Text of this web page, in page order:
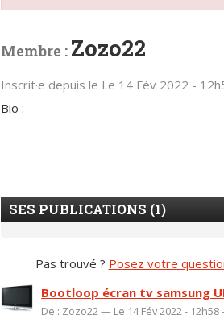
Membre : Zozo22
Inscrit·e depuis le Le 14 Fév 2022 -
Bio :
SES PUBLICATIONS (1)
Pas trouvé ? Posez votre
Bootloop écran tv samsung
De : Zozo22 — Le 14 Fév 2022 -